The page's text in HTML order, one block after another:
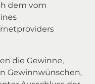
dem vom
die Gewinne,
Gewinnwünschen,